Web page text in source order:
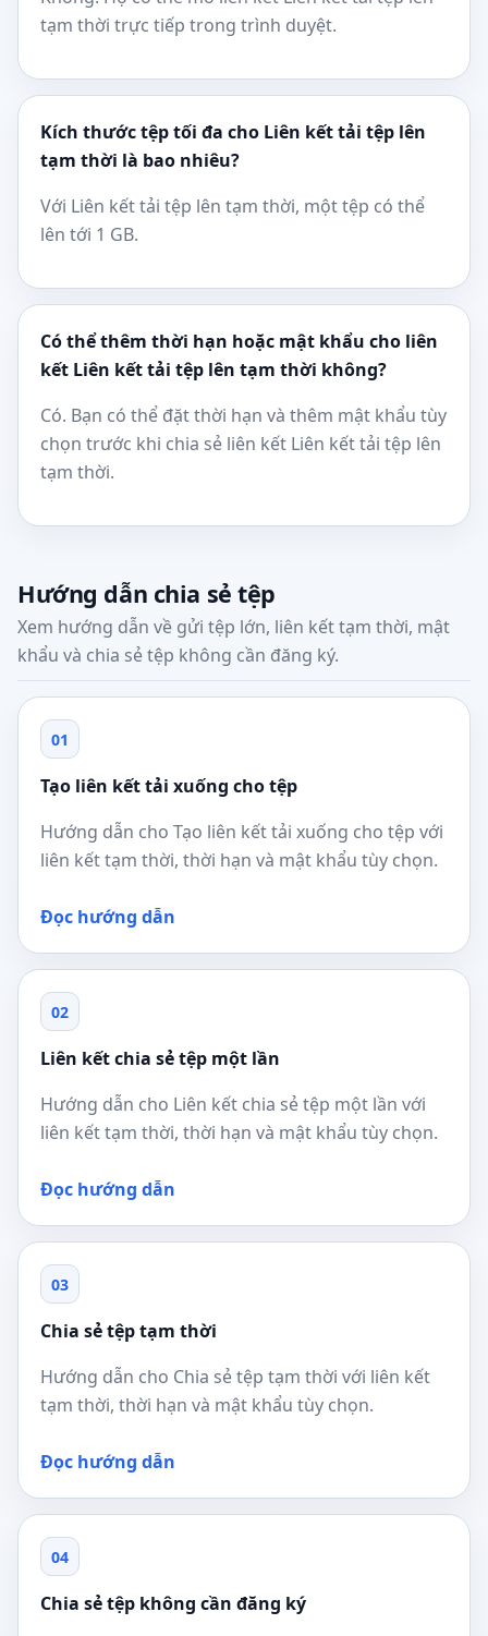
tạm thời trực tiếp trong trình duyệt.
Kích thước tệp tối đa cho Liên kết tải tệp lên
tạm thời là bao nhiêu?
Với Liên kết tải tệp lên tạm thời, một tệp có thể
lên tới 1 GB.
Có thể thêm thời hạn hoặc mật khẩu cho liên
kết Liên kết tải tệp lên tạm thời không?
Có. Bạn có thể đặt thời hạn và thêm mật khẩu tùy
chọn trước khi chia sẻ liên kết Liên kết tải tệp lên
tạm thời.
Hướng dẫn chia sẻ tệp
Xem hướng dẫn về gửi tệp lớn, liên kết tạm thời, mật
khẩu và chia sẻ tệp không cần đăng ký.
01
Tạo liên kết tải xuống cho tệp
Hướng dẫn cho Tạo liên kết tải xuống cho tệp với
liên kết tạm thời, thời hạn và mật khẩu tùy chọn.
Đọc hướng dẫn
02
Liên kết chia sẻ tệp một lần
Hướng dẫn cho Liên kết chia sẻ tệp một lần với
liên kết tạm thời, thời hạn và mật khẩu tùy chọn.
Đọc hướng dẫn
03
Chia sẻ tệp tạm thời
Hướng dẫn cho Chia sẻ tệp tạm thời với liên kết
tạm thời, thời hạn và mật khẩu tùy chọn.
Đọc hướng dẫn
04
Chia sẻ tệp không cần đăng ký